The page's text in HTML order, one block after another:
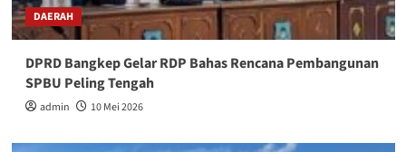
DAERAH
DPRD Bangkep Gelar RDP Bahas Rencana Pembangunan
SPBU Peling Tengah
admin 10 Mei 2026